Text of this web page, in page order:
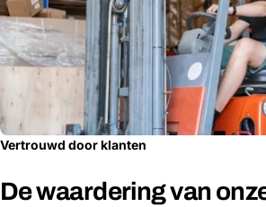
Vertrouwd door klanten
De waardering van